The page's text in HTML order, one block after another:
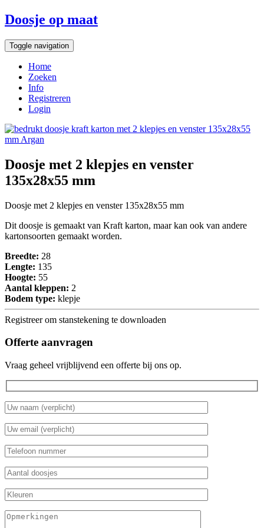
Doosje op maat
Toggle navigation
Home
Zoeken
Info
Registreren
Login
Doosje met 2 klepjes en venster
135x28x55 mm
Doosje met 2 klepjes en venster 135x28x55 mm
Dit doosje is gemaakt van Kraft karton, maar kan ook van andere
kartonsoorten gemaakt worden.
Breedte: 28
Lengte: 135
Hoogte: 55
Aantal kleppen: 2
Bodem type: klepje
Registreer om stanstekening te downloaden
Offerte aanvragen
Vraag geheel vrijblijvend een offerte bij ons op.